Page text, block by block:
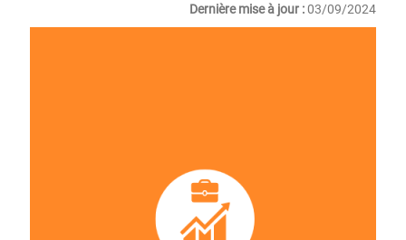
Dernière mise à jour :03/09/2024